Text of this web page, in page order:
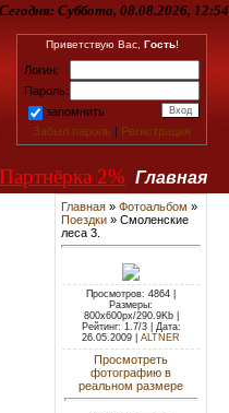
Сегодня: Суббота, 08.08.2026, 12:54
Приветствую Вас, Гость!
Логин:
Пароль:
запомнить
Забыл пароль | Регистрация
Партнёрка 2% Главная
Главная » Фотоальбом »
Поездки » Смоленские
леса 3.
Просмотров: 4864 |
Размеры:
800x600px/290.9Kb |
Рейтинг: 1.7/3 | Дата:
26.05.2009 | ALTNER
Просмотреть
фотографию в
реальном размере